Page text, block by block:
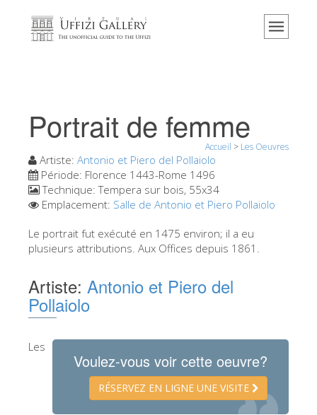
Accueil
Événements et expositions
L' avis des visiteurs
Contact
Explorer la Galerie
Réserver
Visite virtuelle
Les Oeuvres
Les nouvelles salles
Les autres Musées
Le Musée national du Bargello
Portrait de femme
Accueil > Les Oeuvres
Artiste: Antonio et Piero del Pollaiolo
Période: Florence 1443-Rome 1496
Technique:Tempera sur bois, 55x34
Emplacement: Salle de Antonio et Piero Pollaiolo
Le portrait fut exécuté en 1475 environ; il a eu
plusieurs attributions. Aux Offices depuis 1861.
Artiste: Antonio et Piero del
Pollaiolo
Voulez-vous voir cette oeuvre?
RÉSERVEZ EN LIGNE UNE VISITE
Les